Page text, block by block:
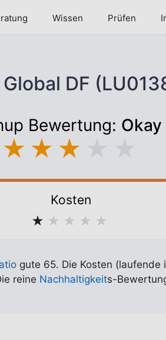
Wissen Prüfen
DF
Bewertung: Okay
★ ★ ★
Kosten
★ ★ ★ ★ ★
gute 65. Die Kosten (laufende
reine Nachhaltigkeits-